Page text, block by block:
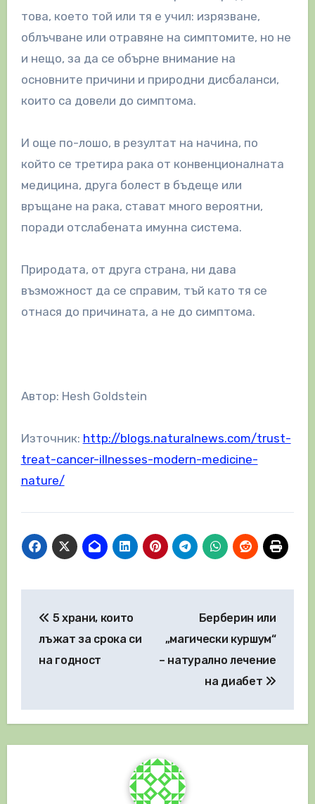
това, което той или тя е учил: изрязване,
облъчване или отравяне на симптомите, но не
и нещо, за да се обърне внимание на
основните причини и природни дисбаланси,
които са довели до симптома.
И още по-лошо, в резултат на начина, по
който се третира рака от конвенционалната
медицина, друга болест в бъдеще или
връщане на рака, стават много вероятни,
поради отслабената имунна система.
Природата, от друга страна, ни дава
възможност да се справим, тъй като тя се
отнася до причината, а не до симптома.
Автор: Hesh Goldstein
Източник: http://blogs.naturalnews.com/trust-
treat-cancer-illnesses-modern-medicine-
nature/
5 храни, които
лъжат за срока си
на годност
Берберин или
„магически куршум“
– натурално лечение
на диабет